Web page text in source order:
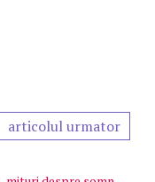
articolul urmator